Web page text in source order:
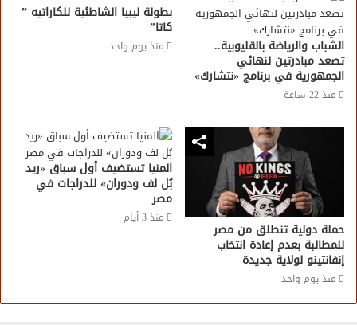
الشباب والرياضة بالقليوبية..
تصعد مبادرتين لنهائي
الجمهورية في برنامج «نتشارك»
منذ 22 ساعة
بطولة ليبيا الشاطئية للكاراتيه ”
كاتا”
منذ يوم واحد
حملة دولية تنطلق من مصر
للمطالبة بعدم إعادة انتخاب
إنفانتينو لولاية جديدة
منذ يوم واحد
المنيا تستضيف أول سباق «ريد
بُل لف ودوران» للدراجات في
مصر
منذ 3 أيام